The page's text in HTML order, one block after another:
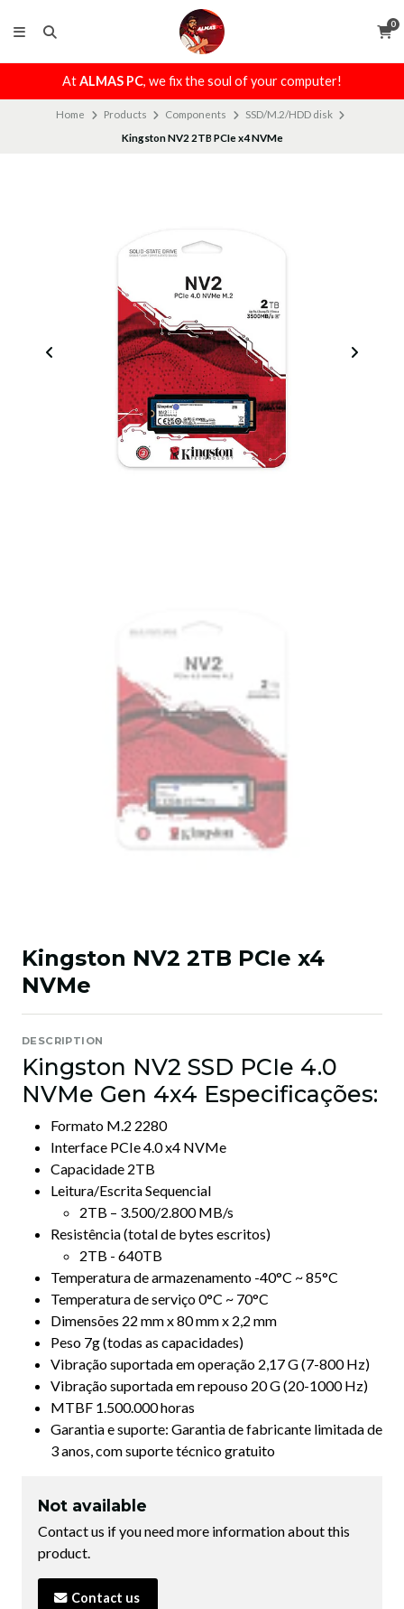
0
AtALMAS PC, we fix the soul of your computer!
Home Products Components
SSD/M.2/HDD disk
Kingston NV2 2TB PCIe x4 NVMe
Kingston NV2 2TB PCIe x4
NVMe
DESCRIPTION
Kingston NV2 SSD PCIe 4.0
NVMe Gen 4x4 Especificações:
Formato M.2 2280
Interface PCIe 4.0 x4 NVMe
Capacidade 2TB
Leitura/Escrita Sequencial
2TB – 3.500/2.800 MB/s
Resistência (total de bytes escritos)
2TB - 640TB
Temperatura de armazenamento -40°C ~ 85°C
Temperatura de serviço 0°C ~ 70°C
Dimensões 22 mm x 80 mm x 2,2 mm
Peso 7g (todas as capacidades)
Vibração suportada em operação 2,17 G (7-800 Hz)
Vibração suportada em repouso 20 G (20-1000 Hz)
MTBF 1.500.000 horas
Garantia e suporte: Garantia de fabricante limitada de
3 anos, com suporte técnico gratuito
Not available
Contact us if you need more information about this
product.
Contact us